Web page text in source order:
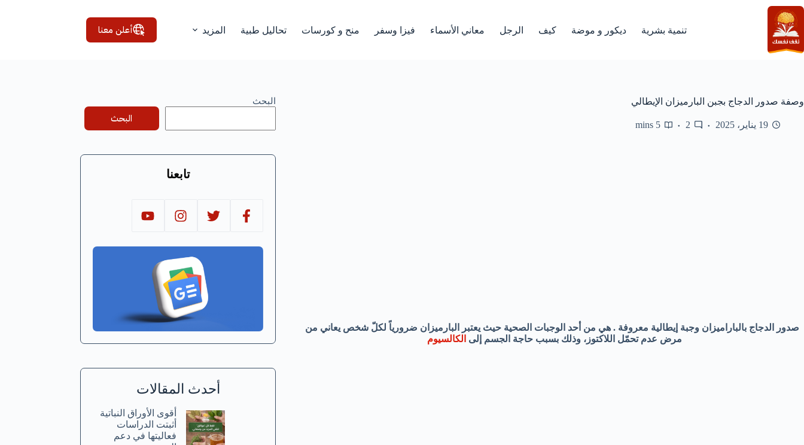
التجاوز
إلى
المحتوى
تنمية بشرية ديكور و موضة كيف الرجل معاني الأسماء فيزا وسفر منح و كورسات تحاليل طبية المزيد أعلن معنا
وصفة صدور الدجاج بجبن البارميزان الإيطالي
19 يناير، 2025 2
5 mins
صدور الدجاج بالباراميزان وجبة إيطالية معروفة . هي من أحد الوجبات الصحية حيث يعتبر البارميزان ضرورياً لكلّ شخص يعاني من
مرض عدم تحمّل اللاكتوز، وذلك بسبب حاجة الجسم إلى الكالسيوم
البحث
البحث
تابعنا
أحدث المقالات
أقوى الأوراق النباتية
أثبتت الدراسات
فعاليتها في دعم